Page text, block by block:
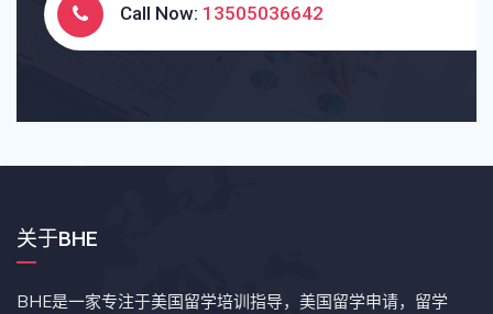
Call Now: 13505036642
关于BHE
BHE是一家专注于美国留学培训指导，美国留学申请，留学